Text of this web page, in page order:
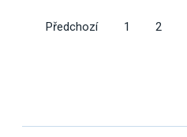
výsledky
Předchozí 1 2